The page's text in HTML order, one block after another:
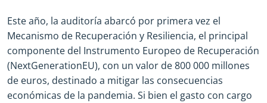
Este año, la auditoría abarcó por primera vez el
Mecanismo de Recuperación y Resiliencia, el principal
componente del Instrumento Europeo de Recuperación
(NextGenerationEU), con un valor de 800 000 millones
de euros, destinado a mitigar las consecuencias
económicas de la pandemia. Si bien el gasto con cargo